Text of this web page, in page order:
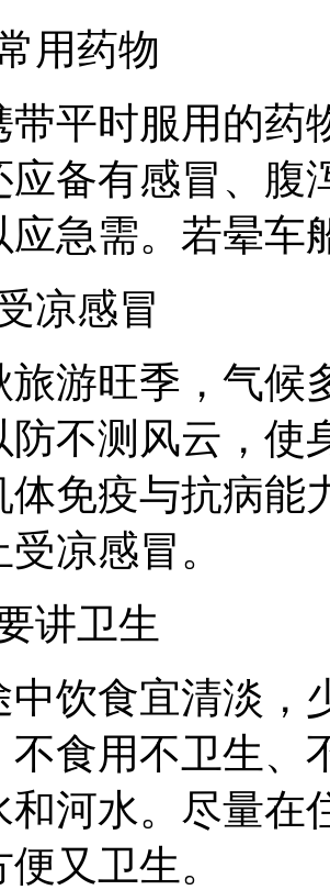
用药物
时服用的药
应备有感冒、腹
应急需。若晕车
凉感冒
旺季，气候
防不测风云，使
体免疫与抗病能
凉感冒。
讲卫生
食宜清淡，
不食用不卫生、
和河水。尽量在
又卫生。